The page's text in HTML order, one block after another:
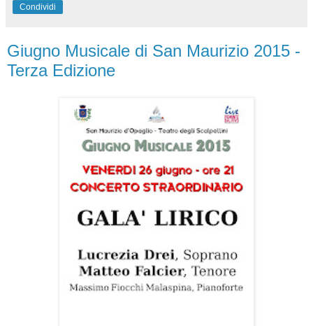
Condividi
Giugno Musicale di San Maurizio 2015 -
Terza Edizione